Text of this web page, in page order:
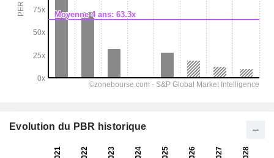
Evolution du PBR historique